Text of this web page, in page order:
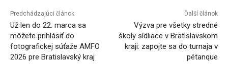
Predchádzajúci článok
Už len do 22. marca sa
môžete prihlásiť do
fotografickej súťaže AMFO
2026 pre Bratislavský kraj
Ďalší článok
Výzva pre všetky stredné
školy sídliace v Bratislavskom
kraji: zapojte sa do turnaja v
pétanque